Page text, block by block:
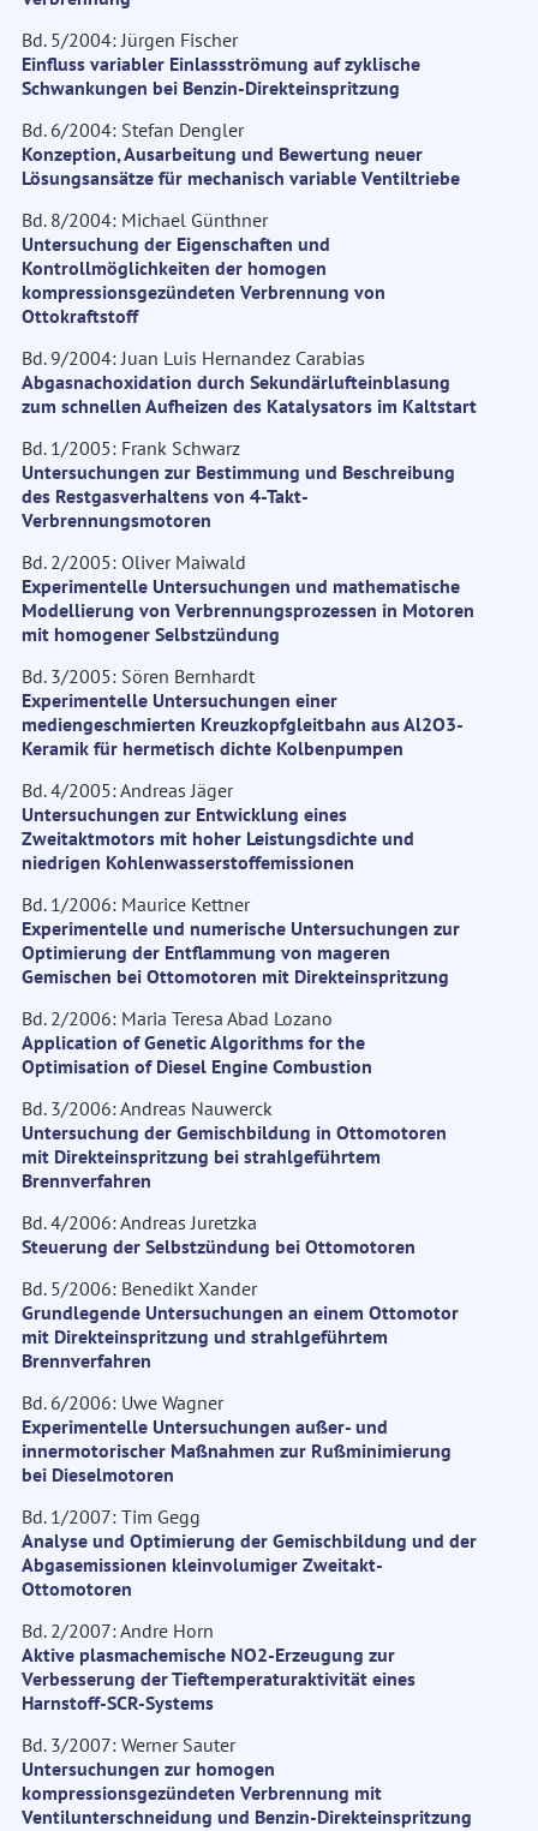
Bd. 5/2004: Jürgen Fischer
Einfluss variabler Einlassströmung auf zyklische
Schwankungen bei Benzin-Direkteinspritzung
Bd. 6/2004: Stefan Dengler
Konzeption, Ausarbeitung und Bewertung neuer
Lösungsansätze für mechanisch variable Ventiltriebe
Bd. 8/2004: Michael Günthner
Untersuchung der Eigenschaften und
Kontrollmöglichkeiten der homogen
kompressionsgezündeten Verbrennung von
Ottokraftstoff
Bd. 9/2004: Juan Luis Hernandez Carabias
Abgasnachoxidation durch Sekundärlufteinblasung
zum schnellen Aufheizen des Katalysators im Kaltstart
Bd. 1/2005: Frank Schwarz
Untersuchungen zur Bestimmung und Beschreibung
des Restgasverhaltens von 4-Takt-
Verbrennungsmotoren
Bd. 2/2005: Oliver Maiwald
Experimentelle Untersuchungen und mathematische
Modellierung von Verbrennungsprozessen in Motoren
mit homogener Selbstzündung
Bd. 3/2005: Sören Bernhardt
Experimentelle Untersuchungen einer
mediengeschmierten Kreuzkopfgleitbahn aus Al2O3-
Keramik für hermetisch dichte Kolbenpumpen
Bd. 4/2005: Andreas Jäger
Untersuchungen zur Entwicklung eines
Zweitaktmotors mit hoher Leistungsdichte und
niedrigen Kohlenwasserstoffemissionen
Bd. 1/2006: Maurice Kettner
Experimentelle und numerische Untersuchungen zur
Optimierung der Entflammung von mageren
Gemischen bei Ottomotoren mit Direkteinspritzung
Bd. 2/2006: Maria Teresa Abad Lozano
Application of Genetic Algorithms for the
Optimisation of Diesel Engine Combustion
Bd. 3/2006: Andreas Nauwerck
Untersuchung der Gemischbildung in Ottomotoren
mit Direkteinspritzung bei strahlgeführtem
Brennverfahren
Bd. 4/2006: Andreas Juretzka
Steuerung der Selbstzündung bei Ottomotoren
Bd. 5/2006: Benedikt Xander
Grundlegende Untersuchungen an einem Ottomotor
mit Direkteinspritzung und strahlgeführtem
Brennverfahren
Bd. 6/2006: Uwe Wagner
Experimentelle Untersuchungen außer- und
innermotorischer Maßnahmen zur Rußminimierung
bei Dieselmotoren
Bd. 1/2007: Tim Gegg
Analyse und Optimierung der Gemischbildung und der
Abgasemissionen kleinvolumiger Zweitakt-
Ottomotoren
Bd. 2/2007: Andre Horn
Aktive plasmachemische NO2-Erzeugung zur
Verbesserung der Tieftemperaturaktivität eines
Harnstoff-SCR-Systems
Bd. 3/2007: Werner Sauter
Untersuchungen zur homogen
kompressionsgezündeten Verbrennung mit
Ventilunterschneidung und Benzin-Direkteinspritzung